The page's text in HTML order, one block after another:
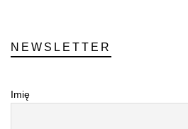
NEWSLETTER
Imię